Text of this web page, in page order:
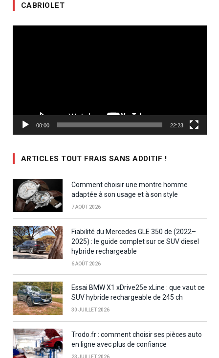
CABRIOLET
00:00 22:23
ARTICLES TOUT FRAIS SANS ADDITIF !
Comment choisir une montre homme
adaptée à son usage et à son style
7 AOÛT 2026
Fiabilité du Mercedes GLE 350 de (2022–
2025) : le guide complet sur ce SUV diesel
hybride rechargeable
6 AOÛT 2026
Essai BMW X1 xDrive25e xLine : que vaut ce
SUV hybride rechargeable de 245 ch
30 JUILLET 2026
Trodo.fr : comment choisir ses pièces auto
en ligne avec plus de confiance
23 JUILLET 2026